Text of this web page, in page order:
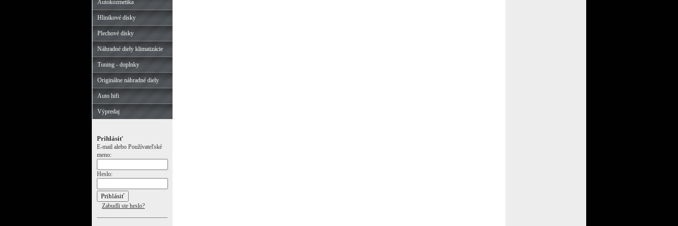
Autokozmetika
Hlinikové disky
Plechové disky
Náhradné diely klimatizácie
Tuning - doplnky
Originálne náhradné diely
Auto hifi
Výpredaj
Prihlásiť
E-mail alebo Používateľské
meno:
Heslo:
Zabudli ste heslo?